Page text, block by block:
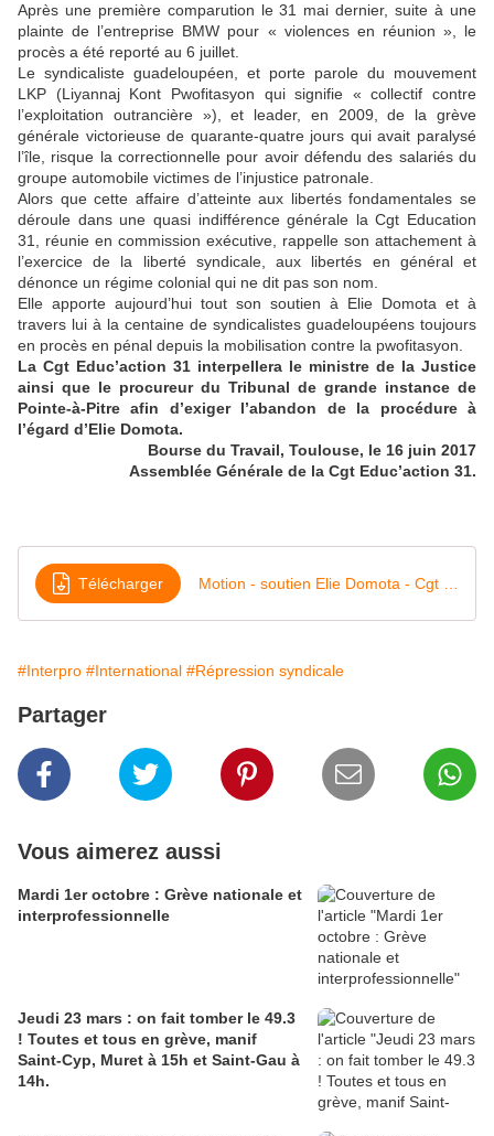
Après une première comparution le 31 mai dernier, suite à une
plainte de l’entreprise BMW pour « violences en réunion », le
procès a été reporté au 6 juillet.
Le syndicaliste guadeloupéen, et porte parole du mouvement
LKP (Liyannaj Kont Pwofitasyon qui signifie « collectif contre
l’exploitation outrancière »), et leader, en 2009, de la grève
générale victorieuse de quarante-quatre jours qui avait paralysé
l’île, risque la correctionnelle pour avoir défendu des salariés du
groupe automobile victimes de l’injustice patronale.
Alors que cette affaire d’atteinte aux libertés fondamentales se
déroule dans une quasi indifférence générale la Cgt Education
31, réunie en commission exécutive, rappelle son attachement à
l’exercice de la liberté syndicale, aux libertés en général et
dénonce un régime colonial qui ne dit pas son nom.
Elle apporte aujourd’hui tout son soutien à Elie Domota et à
travers lui à la centaine de syndicalistes guadeloupéens toujours
en procès en pénal depuis la mobilisation contre la pwofitasyon.
La Cgt Educ’action 31 interpellera le ministre de la Justice
ainsi que le procureur du Tribunal de grande instance de
Pointe-à-Pitre afin d’exiger l’abandon de la procédure à
l’égard d’Elie Domota.
Bourse du Travail, Toulouse, le 16 juin 2017
Assemblée Générale de la Cgt Educ’action 31.
Télécharger
#Interpro #International #Répression syndicale
Partager
Vous aimerez aussi
Mardi 1er octobre : Grève nationale et
interprofessionnelle
Jeudi 23 mars : on fait tomber le 49.3
! Toutes et tous en grève, manif
Saint-Cyp, Muret à 15h et Saint-Gau à
14h.